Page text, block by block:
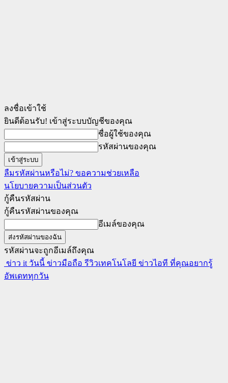
ลงชื่อเข้าใช้
ยินดีต้อนรับ! เข้าสู่ระบบบัญชีของคุณ
ชื่อผู้ใช้ของคุณ
รหัสผ่านของคุณ
ลืมรหัสผ่านหรือไม่? ขอความช่วยเหลือ
นโยบายความเป็นส่วนตัว
กู้คืนรหัสผ่าน
กู้คืนรหัสผ่านของคุณ
อีเมล์ของคุณ
รหัสผ่านจะถูกอีเมล์ถึงคุณ
ข่าว it วันนี้ ข่าวมือถือ รีวิวเทคโนโลยี ข่าวไอที ที่คุณอยากรู้
อัพเดททุกวัน